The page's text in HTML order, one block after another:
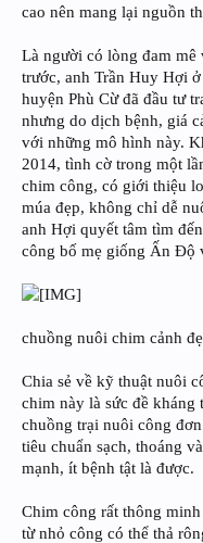
cao nên mang lại nguồn
Là người có lòng đam mê
trước, anh Trần Huy Hợi
huyện Phù Cừ đã đầu tư
nhưng do dịch bệnh, giá
với những mô hình này.
2014, tình cờ trong một
chim công, có giới thiệu
múa đẹp, không chỉ dễ
anh Hợi quyết tâm tìm
công bố mẹ giống Ấn Độ
chuồng nuôi chim cảnh
Chia sẻ về kỹ thuật nuôi
chim này là sức đề
chuồng trại nuôi công
tiêu chuẩn sạch, thoáng
mạnh, ít bệnh tật là được.
Chim công rất thông
từ nhỏ công có thể thả